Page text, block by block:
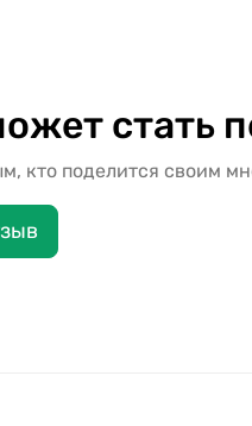
стать
кто поделится своим